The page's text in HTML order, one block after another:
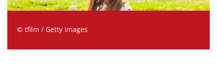
© tfilm / Getty Images